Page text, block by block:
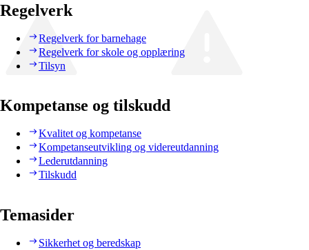
Regelverk
Regelverk for barnehage
Regelverk for skole og opplæring
Tilsyn
Kompetanse og tilskudd
Kvalitet og kompetanse
Kompetanseutvikling og videreutdanning
Lederutdanning
Tilskudd
Temasider
Sikkerhet og beredskap